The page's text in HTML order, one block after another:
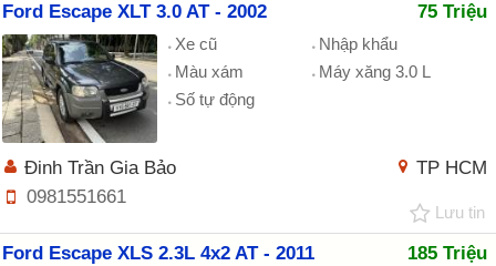
Ford Escape XLT 3.0 AT - 2002 75 Triệu
Xe cũ
Nhập khẩu
Màu xám
Máy xăng 3.0 L
Số tự động
TP HCM
Đinh Trần Gia Bảo
0981551661
Lưu tin
Ford Escape XLS 2.3L 4x2 AT - 2011 185 Triệu